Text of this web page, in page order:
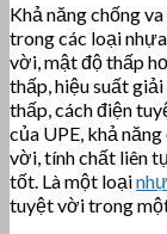
Khả năng chống
trong các loại
vời, mật độ thấp
thấp, hiệu suất
thấp, cách điện
của UPE, khả
vời, tính chất liên
tốt. Là một loại
tuyệt vời trong